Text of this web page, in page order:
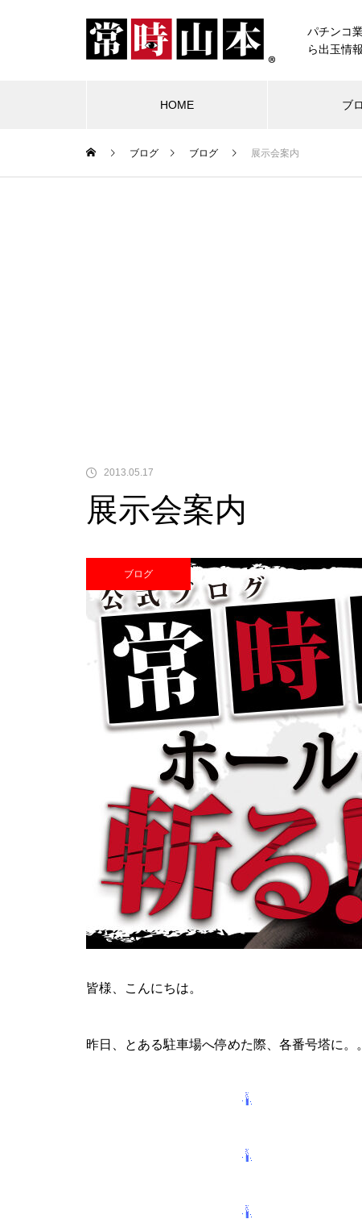
パチンコ
ら出玉情
HOME ブ
ブログ 常時山本 物件視察
検定通過状況
ティアラ蓮田店様
ビックディッパー様
ブログ ブログ 展示会案内
2013.05.17
展示会案内
ブログ
皆様、こんにちは。
昨日、とある駐車場へ停めた際、各番号塔に。